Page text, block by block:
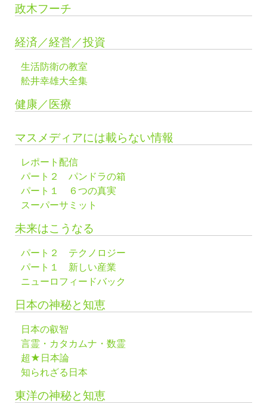
政木フーチ
経済／経営／投資
生活防衛の教室
舩井幸雄大全集
健康／医療
マスメディアには載らない情報
レポート配信
パート２ パンドラの箱
パート１ ６つの真実
スーパーサミット
未来はこうなる
パート２ テクノロジー
パート１ 新しい産業
ニューロフィードバック
日本の神秘と知恵
日本の叡智
言霊・カタカムナ・数霊
超★日本論
知られざる日本
東洋の神秘と知恵